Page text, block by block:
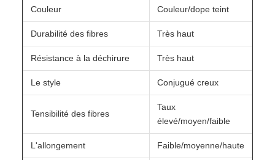
Couleur Couleur/dope teint
Durabilité des fibres Très haut
Résistance à la déchirure Très haut
Le style Conjugué creux
Tensibilité des fibres
Taux
élevé/moyen/faible
L'allongement Faible/moyenne/haute